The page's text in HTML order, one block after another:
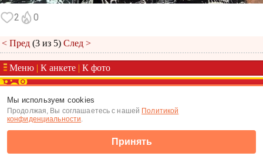
2 0
< Пред (3 из 5) След >
Меню | К анкете | К фото
(c) Tabor.ru 2026
Мы используем cookies
Продолжая, Вы соглашаетесь с нашей Политикой
конфиденциальности.
Принять